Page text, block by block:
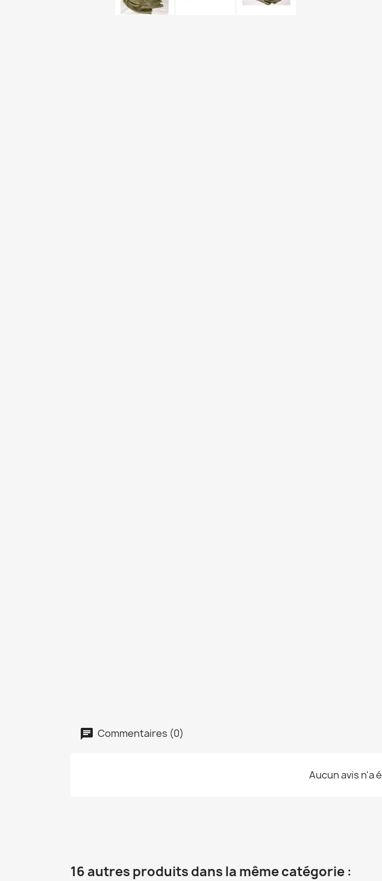
Commentaires (0)
Aucun avis n'a
16 autres produits dans la même catégorie :